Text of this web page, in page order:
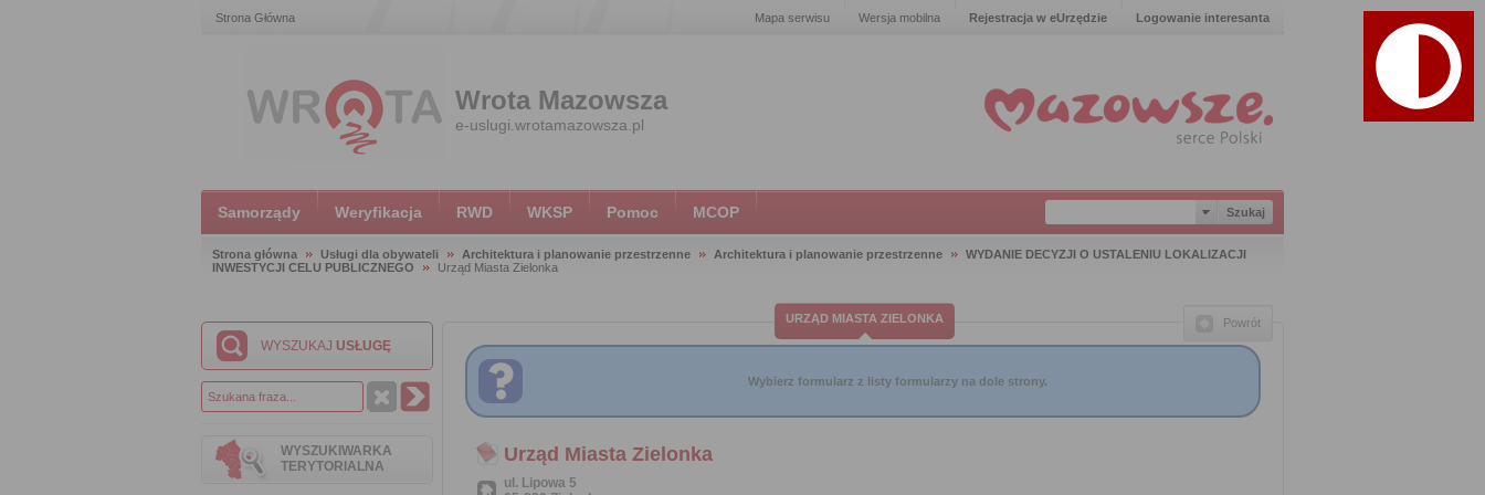
Strona Główna Mapa serwisu Wersja mobilna Rejestracja w eUrzędzie Logowanie interesanta
Wrota Mazowsza
e-uslugi.wrotamazowsza.pl
Samorządy Weryfikacja RWD WKSP Pomoc MCOP
Strona główna Usługi dla obywateli Architektura i planowanie przestrzenne Architektura i planowanie przestrzenne
WYDANIE DECYZJI O USTALENIU LOKALIZACJI
INWESTYCJI CELU PUBLICZNEGO
Urząd Miasta Zielonka
WYSZUKAJ USŁUGĘ
WYSZUKIWARKA
TERYTORIALNA
URZĄD MIASTA ZIELONKA Powrót
Wybierz formularz z listy formularzy na dole strony.
Urząd Miasta Zielonka
ul. Lipowa 5